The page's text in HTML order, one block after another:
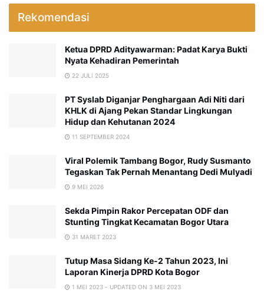
Rekomendasi
Ketua DPRD Adityawarman: Padat Karya Bukti
Nyata Kehadiran Pemerintah
22 JULI 2025
PT Syslab Diganjar Penghargaan Adi Niti dari
KHLK di Ajang Pekan Standar Lingkungan
Hidup dan Kehutanan 2024
11 SEPTEMBER 2024
Viral Polemik Tambang Bogor, Rudy Susmanto
Tegaskan Tak Pernah Menantang Dedi Mulyadi
9 MEI 2026
Sekda Pimpin Rakor Percepatan ODF dan
Stunting Tingkat Kecamatan Bogor Utara
31 MARET 2023
Tutup Masa Sidang Ke-2 Tahun 2023, Ini
Laporan Kinerja DPRD Kota Bogor
1 MEI 2023 - UPDATED ON 3 MEI 2023